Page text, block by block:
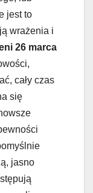
jest to
wrażenia i
26 marca
cały czas
się
jasno